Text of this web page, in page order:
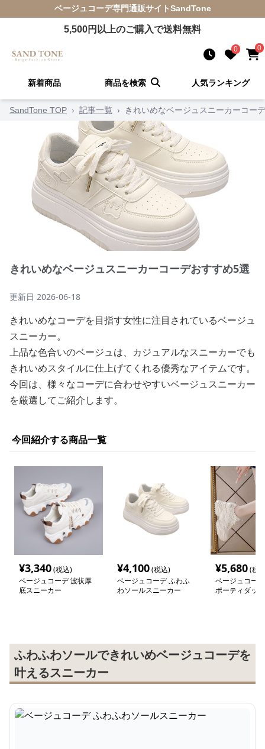
ベージュコーデ専門通販サイトSandTone
5,500円以上のご購入で送料無料
0 0
新着商品 商品を検索 人気ランキング
SandTone TOP › 記事一覧 › きれいめなベージュスニーカーコー
きれいめなベージュスニーカーコーデおすすめ5選
更新日 2026-06-18
きれいめなコーデを目指す女性に注目されているベージュ
スニーカー。
上品な色合いのベージュは、カジュアルなスニーカーでも
きれいめスタイルに仕上げてくれる優秀なアイテムです。
今回は、様々なコーデに合わせやすいベージュスニーカー
を厳選してご紹介します。
今回紹介する商品一覧
¥3,340(税込)
ベージュコーデ 波状厚
底スニーカー
¥4,100(税込)
ベージュコーデ ふわふ
わソールスニーカー
¥5,680(税
ベージュコー
ポーティダッ
ふわふわソールできれいめベージュコーデを
叶えるスニーカー